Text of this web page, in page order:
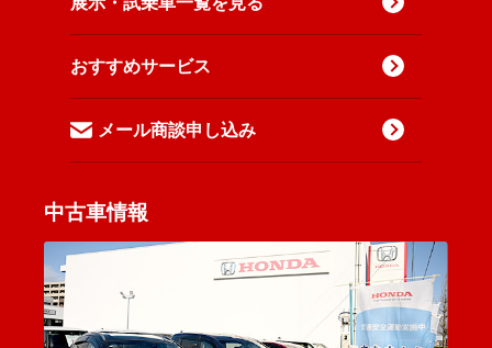
おすすめサービス
メール商談申し込み
中古車情報